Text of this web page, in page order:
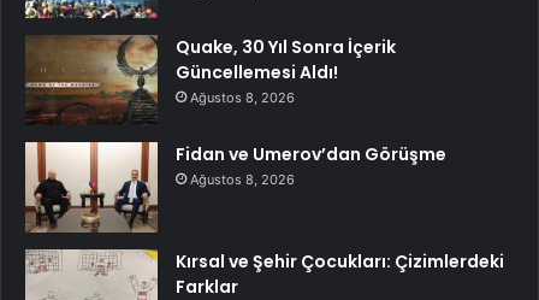
Quake, 30 Yıl Sonra İçerik
Güncellemesi Aldı!
Ağustos 8, 2026
Fidan ve Umerov’dan Görüşme
Ağustos 8, 2026
Kırsal ve Şehir Çocukları: Çizimlerdeki
Farklar